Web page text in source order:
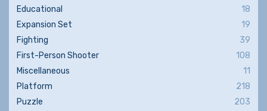
Educational
18
Expansion Set
19
Fighting
39
First-Person Shooter
108
Miscellaneous
11
Platform
218
Puzzle
203